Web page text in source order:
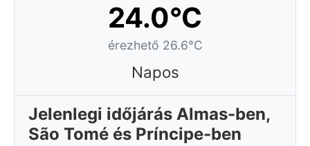
24.0°C
érezhető 26.6°C
Napos
Jelenlegi időjárás Almas-ben,
São Tomé és Príncipe-ben